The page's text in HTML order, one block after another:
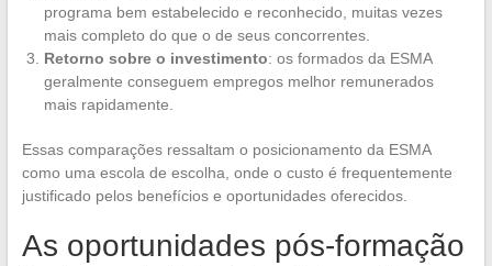
programa bem estabelecido e reconhecido, muitas vezes
mais completo do que o de seus concorrentes.
Retorno sobre o investimento: os formados da ESMA
geralmente conseguem empregos melhor remunerados
mais rapidamente.
Essas comparações ressaltam o posicionamento da ESMA
como uma escola de escolha, onde o custo é frequentemente
justificado pelos benefícios e oportunidades oferecidos.
As oportunidades pós-formação